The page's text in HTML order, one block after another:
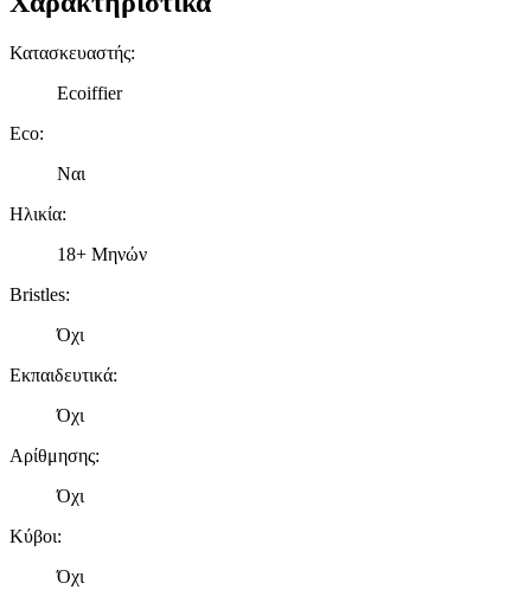
Κατασκευαστής:
Ecoiffier
Eco:
Ναι
Ηλικία:
18+ Μηνών
Bristles:
Όχι
Εκπαιδευτικά:
Όχι
Αρίθμησης:
Όχι
Κύβοι:
Όχι